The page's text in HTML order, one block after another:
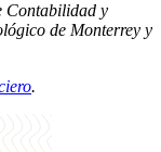
Contabilidad y
de Monterrey y
.